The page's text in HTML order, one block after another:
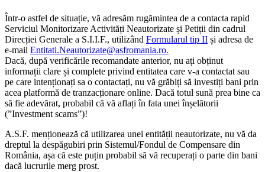
Într-o astfel de situație, vă adresăm rugămintea de a contacta rapid
Serviciul Monitorizare Activități Neautorizate și Petiții din cadrul
Direcției Generale a S.I.I.F., utilizând Formularul tip II și adresa de
e-mail Entitati.Neautorizate@asfromania.ro.
Dacă, după verificările recomandate anterior, nu ați obținut
informații clare și complete privind entitatea care v-a contactat sau
pe care intenționați sa o contactați, nu vă grăbiți să investiți bani prin
acea platformă de tranzacționare online. Dacă totul sună prea bine ca
să fie adevărat, probabil că vă aflați în fata unei înșelătorii
(”Investment scams”)!
A.S.F. menționează că utilizarea unei entității neautorizate, nu vă da
dreptul la despăgubiri prin Sistemul/Fondul de Compensare din
România, așa că este puțin probabil să vă recuperați o parte din bani
dacă lucrurile merg prost.